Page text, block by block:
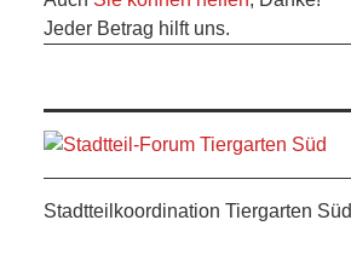
Jeder Betrag hilft uns.
Stadtteilkoordination Tiergarten Süd